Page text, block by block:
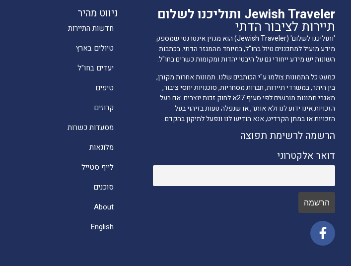
ניווט מהיר
חדשות התיירות
טיולים בארץ
יעדים בחו"ל
טיפים
קרוזים
מסעדות כשרות
מלונאות
לייף סטייל
סוכנים
About
English
Jewish Traveler ותוליכנו לשלום
תיירות לציבור הדתי
'ותוליכנו לשלום' (Jewish Traveler) הוא מגזין אינטרנטי שמספק
מידע מועיל למתכננים טיול בחו"ל, במיוחד מהמגזר הדתי. בכתבות
השונות יש מידע ייחודי גם על היבטי יהדות ומקומות כשרים בחו"ל.
כמעט כל התמונות צולמו ע"י הכותבים שלנו. תמונות אחרות מקורן,
בין היתר, במשרדי תיירות, חברות מסחריות, סוכנויות יחסי ציבור,
מאגרי תמונות מורשים לפי סעיף 27א לחוק זכות יוצרים. אם בעל
הזכויות אינו ידוע לנו ולא אותר, או שנפלה טעות בזיהוי בעל
הזכויות או במתן הקרדיט, אנא הודיעו לנו ונפעל לתיקון בהקדם.
הרשמה לרשימת תפוצה
דואר אלקטרוני